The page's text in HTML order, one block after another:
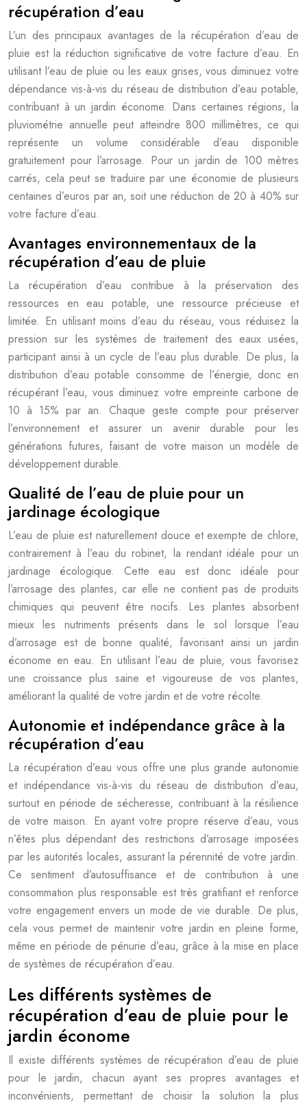
récupération d’eau
L’un des principaux avantages de la récupération d’eau de
pluie est la réduction significative de votre facture d’eau. En
utilisant l’eau de pluie ou les eaux grises, vous diminuez votre
dépendance vis-à-vis du réseau de distribution d’eau potable,
contribuant à un jardin économe. Dans certaines régions, la
pluviométrie annuelle peut atteindre 800 millimètres, ce qui
représente un volume considérable d’eau disponible
gratuitement pour l’arrosage. Pour un jardin de 100 mètres
carrés, cela peut se traduire par une économie de plusieurs
centaines d’euros par an, soit une réduction de 20 à 40% sur
votre facture d’eau.
Avantages environnementaux de la
récupération d’eau de pluie
La récupération d’eau contribue à la préservation des
ressources en eau potable, une ressource précieuse et
limitée. En utilisant moins d’eau du réseau, vous réduisez la
pression sur les systèmes de traitement des eaux usées,
participant ainsi à un cycle de l’eau plus durable. De plus, la
distribution d’eau potable consomme de l’énergie, donc en
récupérant l’eau, vous diminuez votre empreinte carbone de
10 à 15% par an. Chaque geste compte pour préserver
l’environnement et assurer un avenir durable pour les
générations futures, faisant de votre maison un modèle de
développement durable.
Qualité de l’eau de pluie pour un
jardinage écologique
L’eau de pluie est naturellement douce et exempte de chlore,
contrairement à l’eau du robinet, la rendant idéale pour un
jardinage écologique. Cette eau est donc idéale pour
l’arrosage des plantes, car elle ne contient pas de produits
chimiques qui peuvent être nocifs. Les plantes absorbent
mieux les nutriments présents dans le sol lorsque l’eau
d’arrosage est de bonne qualité, favorisant ainsi un jardin
économe en eau. En utilisant l’eau de pluie, vous favorisez
une croissance plus saine et vigoureuse de vos plantes,
améliorant la qualité de votre jardin et de votre récolte.
Autonomie et indépendance grâce à la
récupération d’eau
La récupération d’eau vous offre une plus grande autonomie
et indépendance vis-à-vis du réseau de distribution d’eau,
surtout en période de sécheresse, contribuant à la résilience
de votre maison. En ayant votre propre réserve d’eau, vous
n’êtes plus dépendant des restrictions d’arrosage imposées
par les autorités locales, assurant la pérennité de votre jardin.
Ce sentiment d’autosuffisance et de contribution à une
consommation plus responsable est très gratifiant et renforce
votre engagement envers un mode de vie durable. De plus,
cela vous permet de maintenir votre jardin en pleine forme,
même en période de pénurie d’eau, grâce à la mise en place
de systèmes de récupération d’eau.
Les différents systèmes de
récupération d’eau de pluie pour le
jardin économe
Il existe différents systèmes de récupération d’eau de pluie
pour le jardin, chacun ayant ses propres avantages et
inconvénients, permettant de choisir la solution la plus